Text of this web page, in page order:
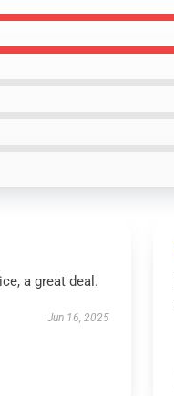
a great deal.
Jun 16, 2025